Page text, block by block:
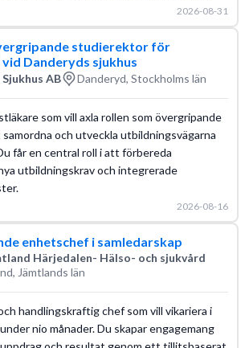
2026-08-31
studierektor för
Danderyds sjukhus
AB Danderyd, Stockholms län
som vill axla rollen som övergripande
och utveckla utbildningsvägarna
får en central roll i att förbereda
utbildningskrav och integrerade
2026-08-16
enhetschef i samledarskap
Härjedalen- Hälso- och sjukvård
Jämtlands län
handlingskraftig chef som vill vikariera i
nio månader. Du skapar engagemang